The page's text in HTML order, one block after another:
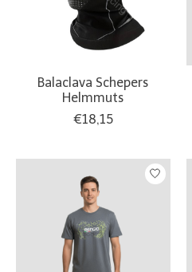
Balaclava Schepers
Helmmuts
€18,15